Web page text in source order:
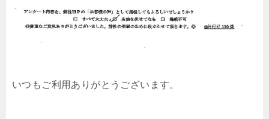
いつもご利用ありがとうございます。